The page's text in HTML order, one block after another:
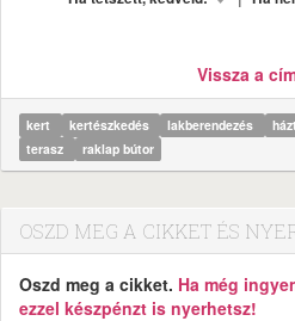
Vissza a
kert kertészkedés lakberendezés
terasz
raklap bútor
OSZD MEG A CIKKET ÉS
Oszd meg a cikket. Ha még
ezzel készpénzt is nyerhetsz!